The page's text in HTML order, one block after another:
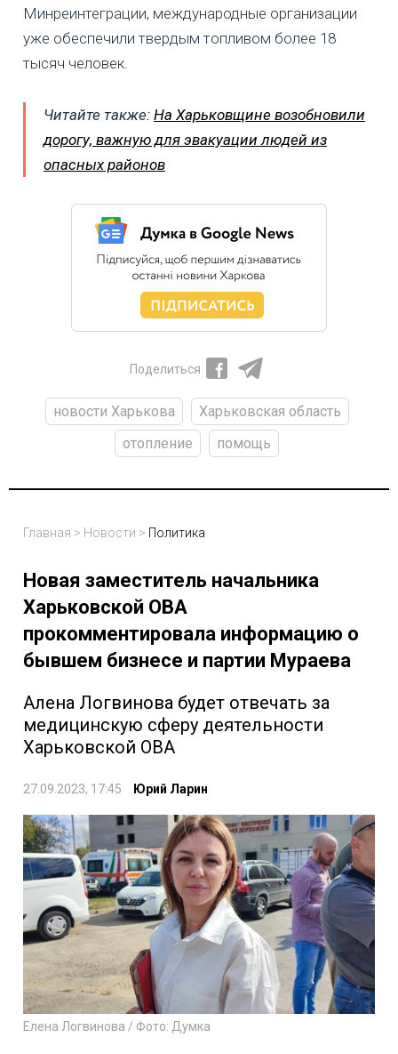
Минреинтеграции, международные организации
уже обеспечили твердым топливом более 18
тысяч человек.
Читайте также: На Харьковщине возобновили
дорогу, важную для эвакуации людей из
опасных районов
Поделиться
новости Харькова
Харьковская область
отопление
помощь
Главная > Новости > Политика
Новая заместитель начальника
Харьковской ОВА
прокомментировала информацию о
бывшем бизнесе и партии Мураева
Алена Логвинова будет отвечать за
медицинскую сферу деятельности
Харьковской ОВА
27.09.2023, 17:45 Юрий Ларин
Елена Логвинова / Фото: Думка